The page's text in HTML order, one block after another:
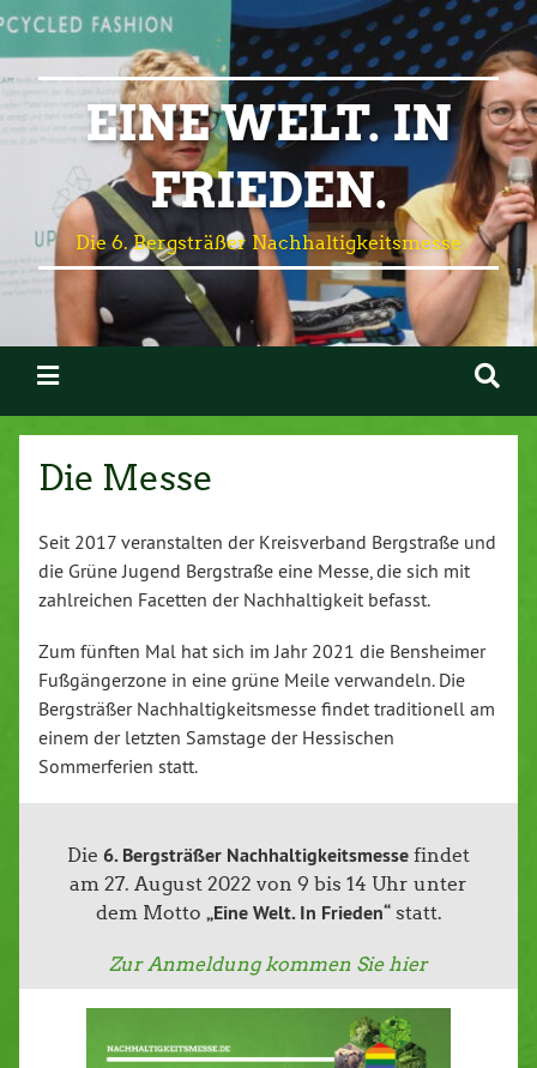
EINE WELT. IN
FRIEDEN.
Die 6. Bergsträßer Nachhaltigkeitsmesse
Die Messe
Seit 2017 veranstalten der Kreisverband Bergstraße und
die Grüne Jugend Bergstraße eine Messe, die sich mit
zahlreichen Facetten der Nachhaltigkeit befasst.
Zum fünften Mal hat sich im Jahr 2021 die Bensheimer
Fußgängerzone in eine grüne Meile verwandeln. Die
Bergsträßer Nachhaltigkeitsmesse findet traditionell am
einem der letzten Samstage der Hessischen
Sommerferien statt.
Die 6. Bergsträßer Nachhaltigkeitsmesse findet
am 27. August 2022 von 9 bis 14 Uhr unter
dem Motto „Eine Welt. In Frieden“statt.
Zur Anmeldung kommen Sie hier